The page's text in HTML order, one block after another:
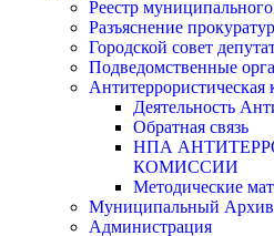
Реестр
Разъяснение
Городской совет
Подведомственные
Антитеррористическая
Деятельность
Обратная связь
НПА
КОМИССИИ
Методические
Муниципальный Архив
Администрация